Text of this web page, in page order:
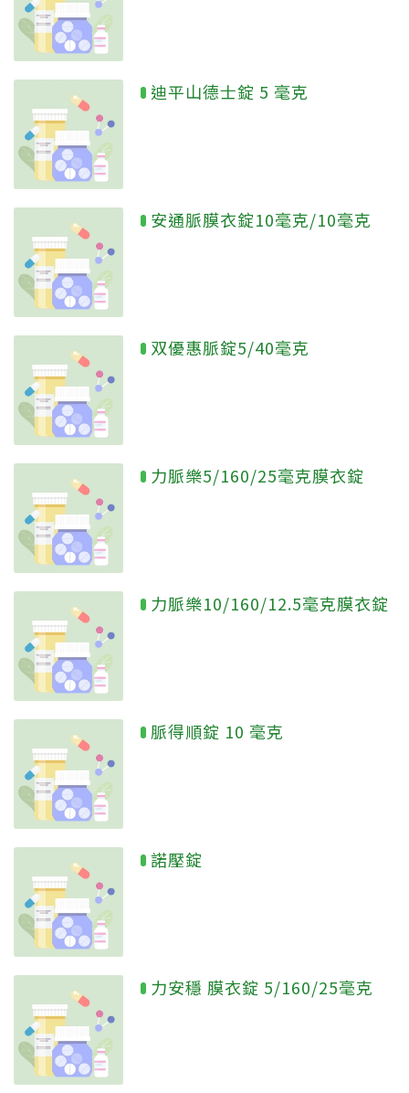
迪平山德士錠 5 毫克
安通脈膜衣錠10毫克/10毫克
双優惠脈錠5/40毫克
力脈樂5/160/25毫克膜衣錠
力脈樂10/160/12.5毫克膜衣錠
脈得順錠 10 毫克
諾壓錠
力安穩 膜衣錠 5/160/25毫克